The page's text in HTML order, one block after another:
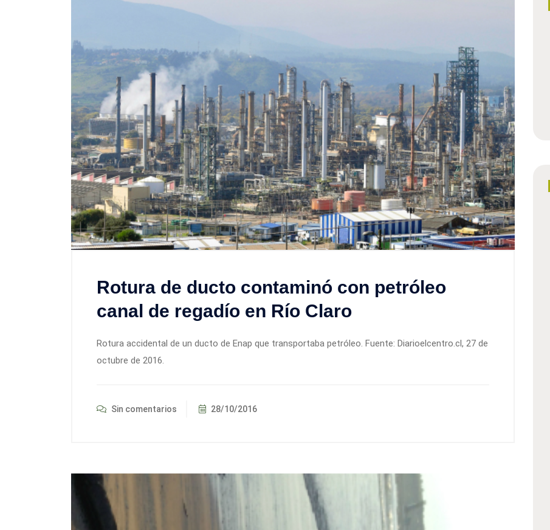
Rotura de ducto contaminó con petróleo
canal de regadío en Río Claro
Rotura accidental de un ducto de Enap que transportaba petróleo. Fuente: Diarioelcentro.cl, 27 de
octubre de 2016.
Sin comentarios 28/10/2016